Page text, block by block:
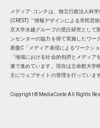
メディア･コンテは、独立行政法人科
(CREST)「情報デザインによる市民芸
京大学水越グループの受託研究として
ンセンターの協力を得て実施したワー
基盤C「メディア表現によるワークシ
「地域における社会的包摂とメディ
連で進めています。現在は立命館大学
主にウェブサイトの管理を行っています
Copyright © MediaConte All Rights